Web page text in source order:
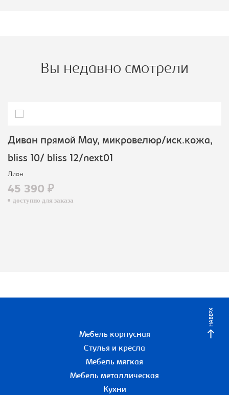
Вы недавно смотрели
Диван прямой Мау, микровелюр/иск.кожа,
bliss 10/ bliss 12/next01
Лион
45 390 ₽
доступно для заказа
НАВЕРХ
Мебель корпусная
Стулья и кресла
Мебель мягкая
Мебель металлическая
Кухни